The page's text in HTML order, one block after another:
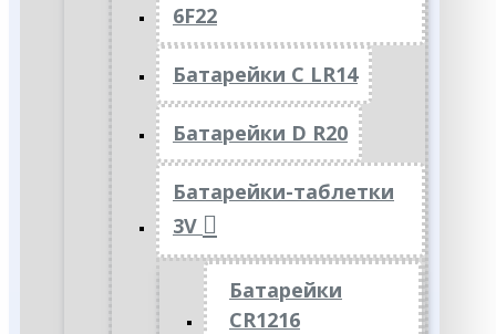
6F22
Батарейки C LR14
Батарейки D R20
Батарейки-таблетки
3V
Батарейки
CR1216